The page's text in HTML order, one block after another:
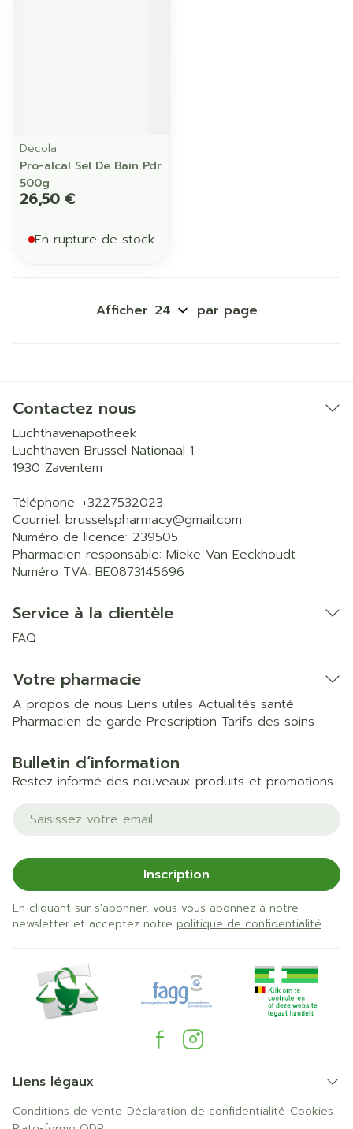
Decola
Pro-alcal Sel De Bain Pdr
500g
26,50 €
En rupture de stock
Afficher par page
Contactez nous
Luchthavenapotheek
Luchthaven Brussel Nationaal 1
1930 Zaventem
Téléphone: +3227532023
Courriel: brusselspharmacy@gmail.com
Numéro de licence: 239505
Pharmacien responsable: Mieke Van Eeckhoudt
Numéro TVA: BE0873145696
Service à la clientèle
FAQ
Votre pharmacie
A propos de nous Liens utiles Actualités santé
Pharmacien de garde Prescription Tarifs des soins
Bulletin d’information
Restez informé des nouveaux produits et promotions
Adresse mail
Inscription
En cliquant sur s'abonner, vous vous abonnez à notre
newsletter et acceptez notre politique de confidentialité.
Liens légaux
Conditions de vente Déclaration de confidentialité Cookies